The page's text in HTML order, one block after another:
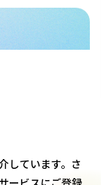
しています。さ